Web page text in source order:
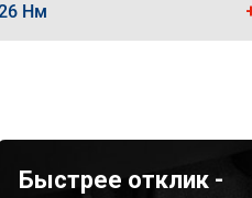
Нм
Быстрее отклик -